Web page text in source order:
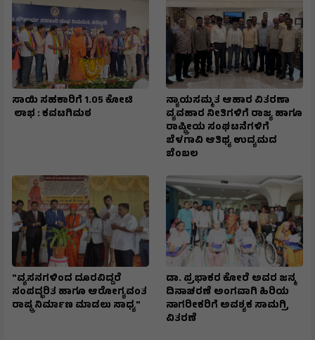
ಸಾಯಿ ಸಹಕಾರಿಗೆ ₹1.05 ಕೋಟಿ
ಲಾಭ : ಕವಟಗಿಮಠ
ನ್ಯಾಯಸಮ್ಮತ ಆಹಾರ ವಿತರಣಾ
ವ್ಯವಹಾರ ನೀತಿಗಳಿಗೆ ರಾಜ್ಯ ಹಾಗೂ
ರಾಷ್ಟ್ರೀಯ ಸಂಘಟನೆಗಳಿಗೆ
ಬೆಳಗಾವಿ ಆತಿಥ್ಯ ಉದ್ಯಮದ
ಬೆಂಬಲ
"ವ್ಯಸನಗಳಿಂದ ದೂರವಿದ್ದರೆ
ಸಂಪದ್ಭರಿತ ಹಾಗೂ ಆರೋಗ್ಯವಂತ
ರಾಷ್ಟ್ರ ನಿರ್ಮಾಣ ಮಾಡಲು ಸಾಧ್ಯ"
ಡಾ. ಪ್ರಭಾಕರ ಕೋರೆ ಅವರ ಜನ್ಮ
ದಿನಾಚರಣೆ ಅಂಗವಾಗಿ ಹಿರಿಯ
ನಾಗರೀಕರಿಗೆ ಅವಶ್ಯಕ ಸಾಮಗ್ರಿ
ವಿತರಣೆ